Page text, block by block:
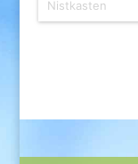
Nistkasten